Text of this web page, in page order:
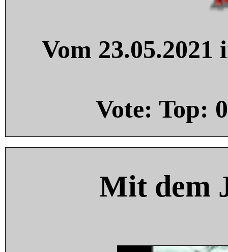
Vom
Vote: Top: 0
Mit dem